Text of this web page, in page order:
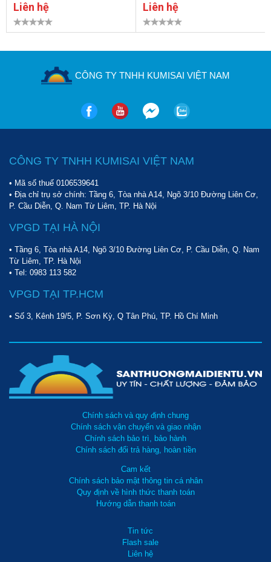
Liên hệ Liên hệ
CÔNG TY TNHH KUMISAI VIỆT NAM
CÔNG TY TNHH KUMISAI VIỆT NAM
• Mã số thuế 0106539641
• Địa chỉ trụ sở chính: Tầng 6, Tòa nhà A14, Ngõ 3/10 Đường Liên Cơ,
P. Cầu Diễn, Q. Nam Từ Liêm, TP. Hà Nội
VPGD TẠI HÀ NỘI
• Tầng 6, Tòa nhà A14, Ngõ 3/10 Đường Liên Cơ, P. Cầu Diễn, Q. Nam
Từ Liêm, TP. Hà Nội
• Tel: 0983 113 582
VPGD TẠI TP.HCM
• Số 3, Kênh 19/5, P. Sơn Kỳ, Q Tân Phú, TP. Hồ Chí Minh
Chính sách và quy định chung
Chính sách vận chuyển và giao nhận
Chính sách bảo trì, bảo hành
Chính sách đổi trả hàng, hoàn tiền
Cam kết
Chính sách bảo mật thông tin cá nhân
Quy định về hình thức thanh toán
Hướng dẫn thanh toán
Tin tức
Flash sale
Liên hệ